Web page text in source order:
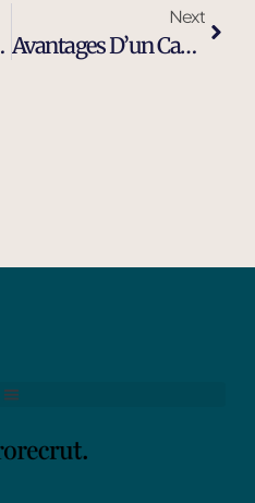
À Istres
Next
Avantages D’un Cabinet De Recrutement Moderne Et Efficace À Istres